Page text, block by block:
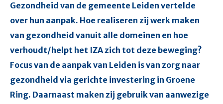
Gezondheid van de gemeente Leiden vertelde
over hun aanpak. Hoe realiseren zij werk maken
van gezondheid vanuit alle domeinen en hoe
verhoudt/helpt het IZA zich tot deze beweging?
Focus van de aanpak van Leiden is van zorg naar
gezondheid via gerichte investering in Groene
Ring. Daarnaast maken zij gebruik van aanwezige